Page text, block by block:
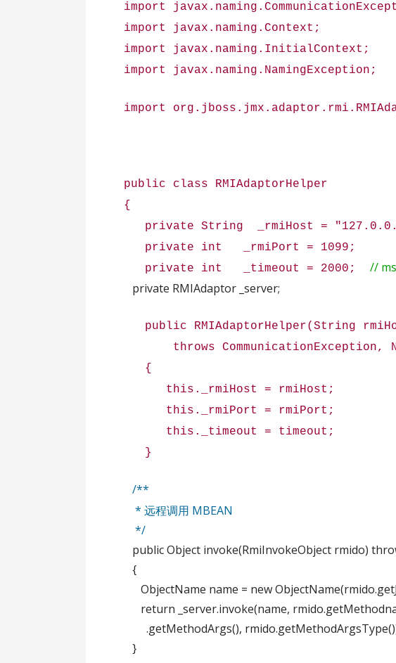
import
import javax.naming.Context;
import javax.naming.InitialContext;
import javax.naming.NamingException;
import
public class RMIAdaptorHelper
{
private String _rmiHost =
private int _rmiPort = 1099;
private int _timeout = 2000; // ms
private RMIAdaptor _server;
public RMIAdaptorHelper(String
throws CommunicationException,
{
this._rmiHost = rmiHost;
this._rmiPort = rmiPort;
this._timeout = timeout;
}
/**
* 远程调用 MBEAN
*/
public Object invoke(RmiInvokeObject rmido)
{
ObjectName name = new
return _server.invoke(name,
.getMethodArgs(),
}